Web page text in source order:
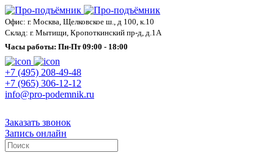
Офис: г. Москва, Щелковское ш., д 100, к.10
Склад: г. Мытищи, Кропоткинский пр-д, д.1А
Часы работы: Пн-Пт 09:00 - 18:00
+7 (495) 208-49-48
+7 (965) 306-12-12
info@pro-podemnik.ru
Заказать звонок
Запись онлайн